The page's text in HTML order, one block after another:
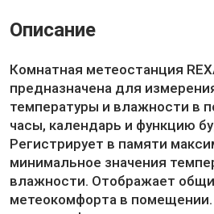
Описание
Комнатная метеостанция
предназначена для
температуры и влажности в
часы, календарь и функцию
Регистрирует в памяти
минимальное значения
влажности. Отображает
метеокомфорта в